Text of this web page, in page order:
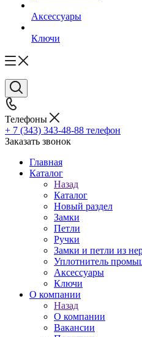
Аксессуары
Ключи
Телефоны
+ 7 (343) 343-48-88 телефон
Заказать звонок
Главная
Каталог
Назад
Каталог
Новый раздел
Замки
Петли
Ручки
Замки и петли из
Уплотнитель
Аксессуары
Ключи
О компании
Назад
О компании
Вакансии